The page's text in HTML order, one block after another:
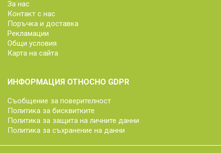
За нас
Контакт с нас
Поръчка и доставка
Рекламации
Общи условия
Карта на сайта
ИНФОРМАЦИЯ ОТНОСНО GDPR
Съобщение за поверителност
Политика за бисквитките
Политика за защита на личните данни
Политика за съхранение на данни